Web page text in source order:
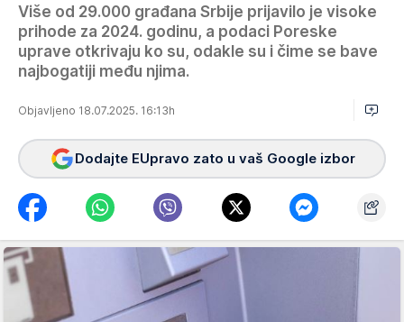
Više od 29.000 građana Srbije prijavilo je visoke
prihode za 2024. godinu, a podaci Poreske
uprave otkrivaju ko su, odakle su i čime se bave
najbogatiji među njima.
Objavljeno 18.07.2025. 16:13h
Dodajte EUpravo zato u vaš Google izbor